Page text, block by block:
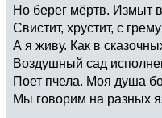
Но берег мёртв. Измыт
Свистит, хрустит, с
А я живу. Как в
Воздушный сад
Поет пчела. Моя душа
Мы говорим на разных